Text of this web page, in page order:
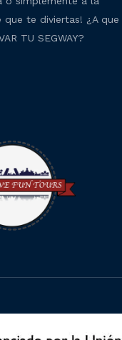
que te diviertas! ¿A que
TU SEGWAY?